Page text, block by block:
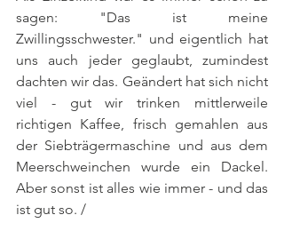
sagen: "Das ist meine
Zwillingsschwester." und eigentlich hat
uns auch jeder geglaubt, zumindest
dachten wir das. Geändert hat sich nicht
viel - gut wir trinken mittlerweile
richtigen Kaffee, frisch gemahlen aus
der Siebträgermaschine und aus dem
Meerschweinchen wurde ein Dackel.
Aber sonst ist alles wie immer - und das
ist gut so. /